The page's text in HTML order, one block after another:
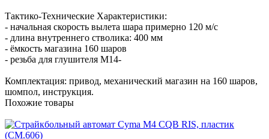
Тактико-Технические Характеристики:
- начальная скорость вылета шара примерно 120 м/с
- длина внутреннего стволика: 400 мм
- ёмкость магазина 160 шаров
- резьба для глушителя М14-
Комплектация: привод, механический магазин на 160 шаров,
шомпол, инструкция.
Похожие товары